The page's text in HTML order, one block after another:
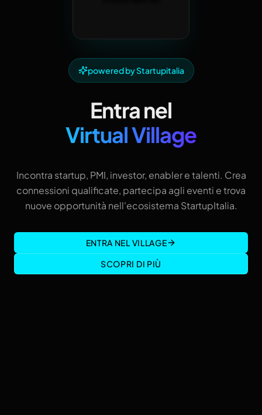
powered by Startupitalia
Entra nel
Virtual Village
Incontra startup, PMI, investor, enabler e talenti. Crea
connessioni qualificate, partecipa agli eventi e trova
nuove opportunità nell'ecosistema StartupItalia.
ENTRA NEL VILLAGE
SCOPRI DI PIÙ